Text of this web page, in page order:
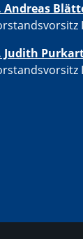
Andreas
Judith